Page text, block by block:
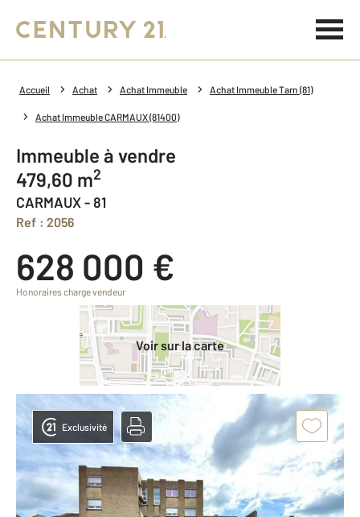
Accueil Achat Achat Immeuble Achat Immeuble Tarn (81)
Achat Immeuble CARMAUX (81400)
Immeuble à vendre
479,60 m2
CARMAUX - 81
Ref : 2056
628 000 €
Honoraires charge vendeur
Voir sur la carte
Exclusivité